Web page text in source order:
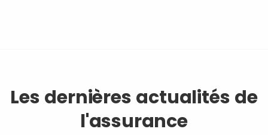
Les dernières actualités de
l'assurance